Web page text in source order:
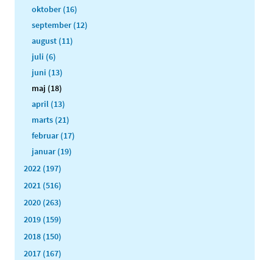
oktober (16)
september (12)
august (11)
juli (6)
juni (13)
maj (18)
april (13)
marts (21)
februar (17)
januar (19)
2022 (197)
2021 (516)
2020 (263)
2019 (159)
2018 (150)
2017 (167)